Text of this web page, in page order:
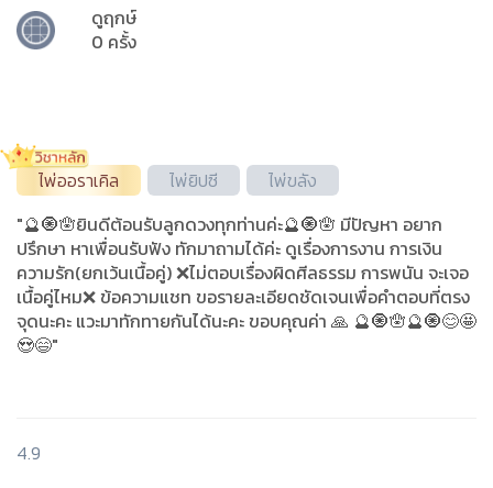
ดูฤกษ์
0 ครั้ง
ไพ่ออราเคิล ไพ่ยิปซี
ไพ่ขลัง
"🔮🧿🪬ยินดีต้อนรับลูกดวงทุกท่านค่ะ🔮🧿🪬 มีปัญหา อยาก
ปรึกษา หาเพื่อนรับฟัง ทักมาถามได้ค่ะ ดูเรื่องการงาน การเงิน
ความรัก(ยกเว้นเนื้อคู่) ❌ไม่ตอบเรื่องผิดศีลธรรม การพนัน จะเจอ
เนื้อคู่ไหม❌ ข้อความแชท ขอรายละเอียดชัดเจนเพื่อคำตอบที่ตรง
จุดนะคะ แวะมาทักทายกันได้นะคะ ขอบคุณค่า 🙏 🔮🧿🪬🔮🧿😊🤩
😍😄"
4.9